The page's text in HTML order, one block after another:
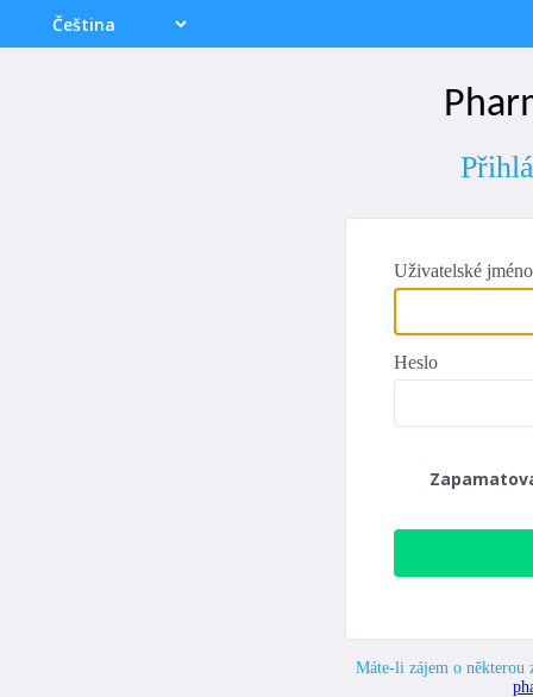
Uživatelské jméno
Heslo
Máte-li zájem o některou